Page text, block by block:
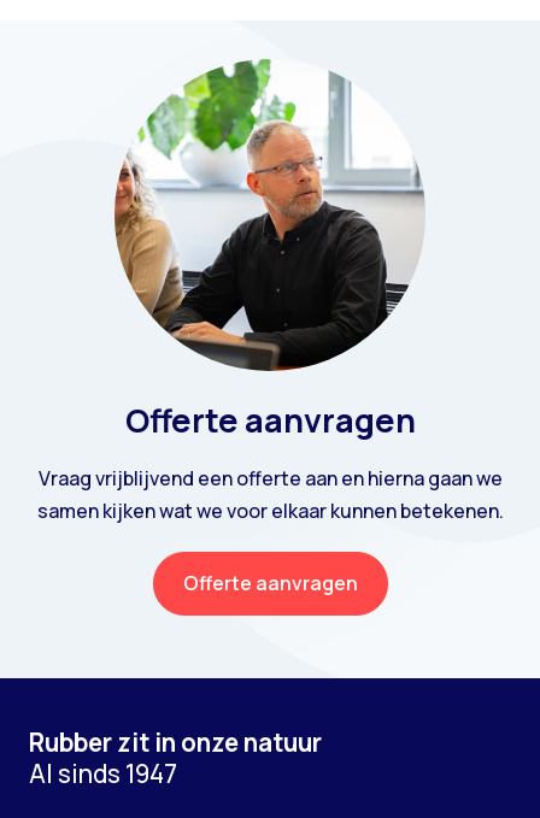
Offerte aanvragen
Vraag vrijblijvend een offerte aan en hierna gaan we
samen kijken wat we voor elkaar kunnen betekenen.
Offerte aanvragen
Rubber zit in onze natuur
Al sinds 1947